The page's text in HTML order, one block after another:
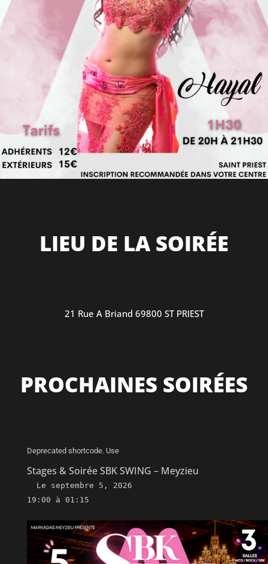
LIEU DE LA SOIRÉE
21 Rue A Briand 69800 ST PRIEST
PROCHAINES SOIRÉES
Deprecated shortcode. Use
Stages & Soirée SBK SWING – Meyzieu
Le septembre 5, 2026
19:00 à 01:15